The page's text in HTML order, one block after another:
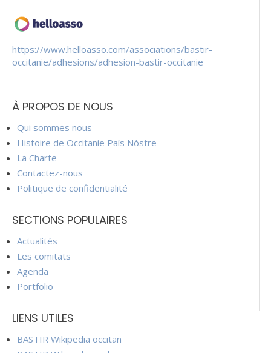
https://www.helloasso.com/associations/bastir-
occitanie/adhesions/adhesion-bastir-occitanie
À PROPOS DE NOUS
Qui sommes nous
Histoire de Occitanie País Nòstre
La Charte
Contactez-nous
Politique de confidentialité
SECTIONS POPULAIRES
Actualités
Les comitats
Agenda
Portfolio
LIENS UTILES
BASTIR Wikipedia occitan